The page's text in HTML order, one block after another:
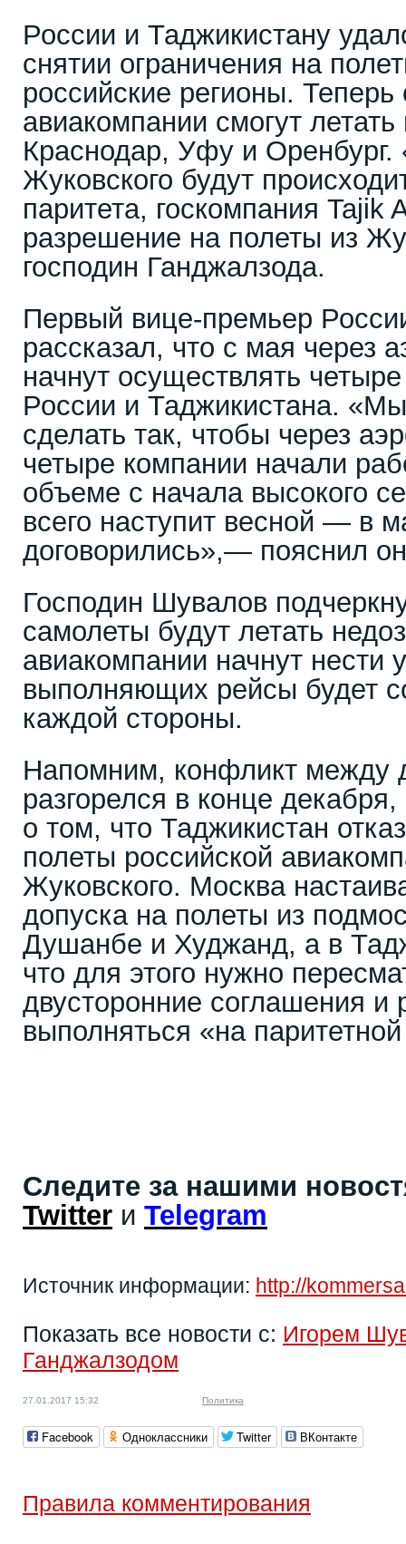
России и Таджикистану
снятии ограничения на
российские регионы.
авиакомпании смогут
Краснодар, Уфу и Оренбург.
Жуковского будут
паритета, госкомпания Tajik
разрешение на полеты из
господин Ганджалзода.
Первый вице-премьер
рассказал, что с мая через
начнут осуществлять
России и Таджикистана.
сделать так, чтобы через
четыре компании начали
объеме с начала высокого
всего наступит весной — в
договорились»,— пояснил
Господин Шувалов
самолеты будут летать
авиакомпании начнут нести
выполняющих рейсы будет
каждой стороны.
Напомним, конфликт между
разгорелся в конце декабря,
о том, что Таджикистан
полеты российской
Жуковского. Москва
допуска на полеты из
Душанбе и Худжанд, а в
что для этого нужно
двусторонние соглашения
выполняться «на
Следите за нашими
Twitter и Telegram
Источник информации: http://
Показать все новости с: Игорем
Ганджалзодом
27.01.2017 15:32 Политика
Facebook Одноклассники Twitter ВКонтакте
Правила комментирования